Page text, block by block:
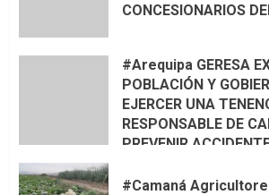
CONCESIONARIOS
#Arequipa GERESA
POBLACIÓN Y
EJERCER UNA
RESPONSABLE DE
PREVENIR
#Camaná